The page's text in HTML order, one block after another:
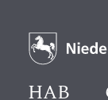
HAB